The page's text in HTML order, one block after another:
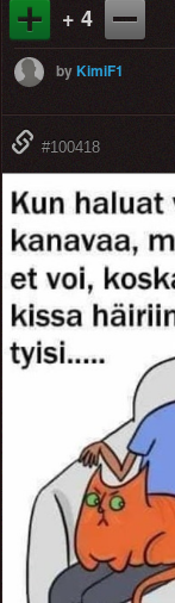
+ 4
byKimiF1
#100418